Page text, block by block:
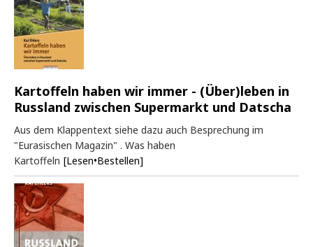
Kartoffeln haben wir immer - (Über)leben in
Russland zwischen Supermarkt und Datscha
Aus dem Klappentext siehe dazu auch Besprechung im
"Eurasischen Magazin" . Was haben
Kartoffeln [Lesen•Bestellen]